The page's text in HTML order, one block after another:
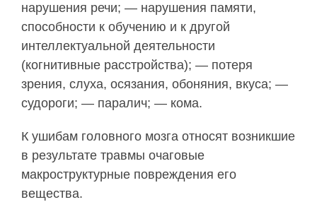
нарушения речи; — нарушения памяти,
способности к обучению и к другой
интеллектуальной деятельности
(когнитивные расстройства); — потеря
зрения, слуха, осязания, обоняния, вкуса; —
судороги; — паралич; — кома.
К ушибам головного мозга относят возникшие
в ре­зультате травмы очаговые
макроструктурные повреж­дения его
вещества.